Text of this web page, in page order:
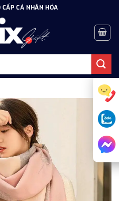
CẤP CÁ NHÂN HÓA